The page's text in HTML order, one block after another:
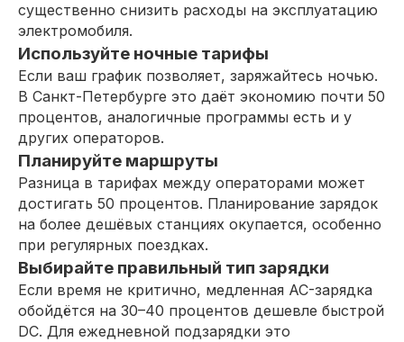
существенно снизить расходы на эксплуатацию
электромобиля.
Используйте ночные тарифы
Если ваш график позволяет, заряжайтесь ночью.
В Санкт-Петербурге это даёт экономию почти 50
процентов, аналогичные программы есть и у
других операторов.
Планируйте маршруты
Разница в тарифах между операторами может
достигать 50 процентов. Планирование зарядок
на более дешёвых станциях окупается, особенно
при регулярных поездках.
Выбирайте правильный тип зарядки
Если время не критично, медленная AC-зарядка
обойдётся на 30–40 процентов дешевле быстрой
DC. Для ежедневной подзарядки это